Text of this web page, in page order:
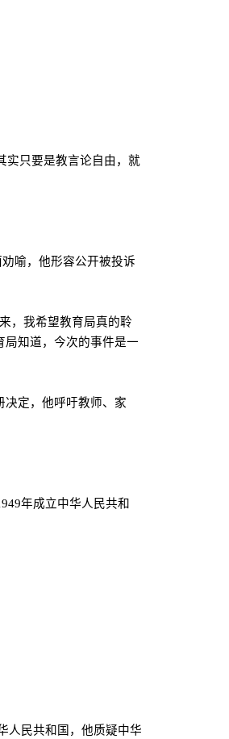
实只要是教言论自由，就
喻，他形容公开被投诉
，我希望教育局真的聆
局知道，今次的事件是一
决定，他呼吁教师、家
年成立中华人民共和
人民共和国，他质疑中华